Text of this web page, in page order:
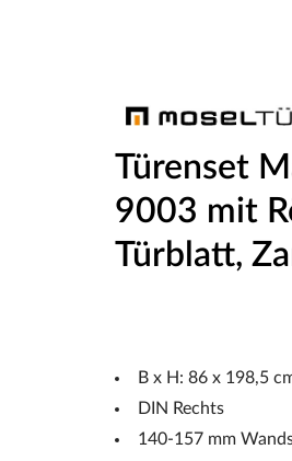
Türenset
9003 mit
Türblatt,
B x H: 86 x 198,5
DIN Rechts
140-157 mm